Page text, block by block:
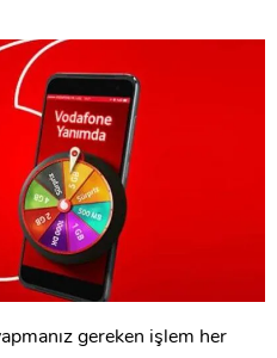
gereken işlem her